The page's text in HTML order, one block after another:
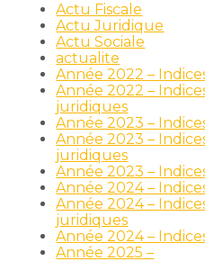
Actu Fiscale
Actu Juridique
Actu Sociale
actualite
Année 2022 –
Année 2022 –
juridiques
Année 2023 –
Année 2023 –
juridiques
Année 2023 –
Année 2024 –
Année 2024 –
juridiques
Année 2024 –
Année 2025 –